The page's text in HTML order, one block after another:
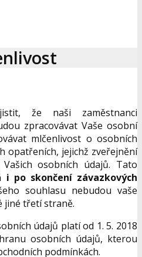
že naši zaměstnanci
zpracovávat Vaše osobní
mlčenlivost o osobních
opatřeních, jejichž zveřejnění
osobních údajů. Tato
po skončení závazkových
souhlasu nebudou vaše
jiné třetí straně.
údajů platí od 1. 5. 2018
osobních údajů, kterou
podmínkách.